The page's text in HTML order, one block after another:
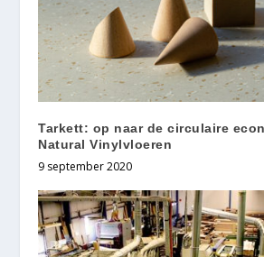
Tarkett: op naar de circulaire
Natural Vinylvloeren
9 september 2020